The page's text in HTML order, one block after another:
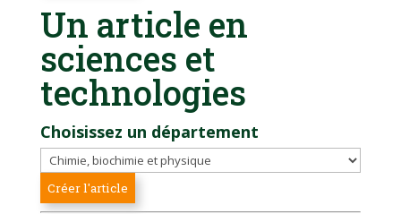
Un article en
sciences et
technologies
Choisissez un département